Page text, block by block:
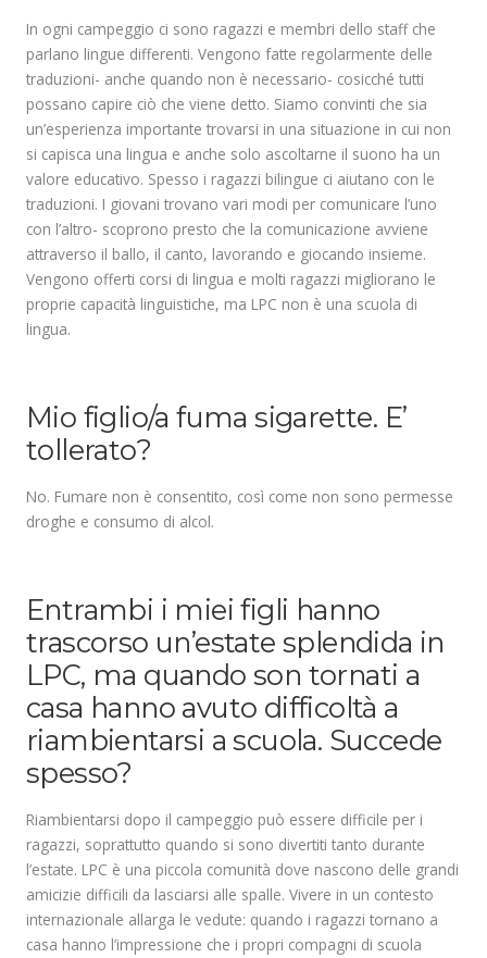
In ogni campeggio ci sono ragazzi e membri dello staff che
parlano lingue differenti. Vengono fatte regolarmente delle
traduzioni- anche quando non è necessario- cosicché tutti
possano capire ciò che viene detto. Siamo convinti che sia
un’esperienza importante trovarsi in una situazione in cui non
si capisca una lingua e anche solo ascoltarne il suono ha un
valore educativo. Spesso i ragazzi bilingue ci aiutano con le
traduzioni. I giovani trovano vari modi per comunicare l’uno
con l’altro- scoprono presto che la comunicazione avviene
attraverso il ballo, il canto, lavorando e giocando insieme.
Vengono offerti corsi di lingua e molti ragazzi migliorano le
proprie capacità linguistiche, ma LPC non è una scuola di
lingua.
Mio figlio/a fuma sigarette. E’
tollerato?
No. Fumare non è consentito, così come non sono permesse
droghe e consumo di alcol.
Entrambi i miei figli hanno
trascorso un’estate splendida in
LPC, ma quando son tornati a
casa hanno avuto difficoltà a
riambientarsi a scuola. Succede
spesso?
Riambientarsi dopo il campeggio può essere difficile per i
ragazzi, soprattutto quando si sono divertiti tanto durante
l’estate. LPC è una piccola comunità dove nascono delle grandi
amicizie difficili da lasciarsi alle spalle. Vivere in un contesto
internazionale allarga le vedute: quando i ragazzi tornano a
casa hanno l’impressione che i propri compagni di scuola